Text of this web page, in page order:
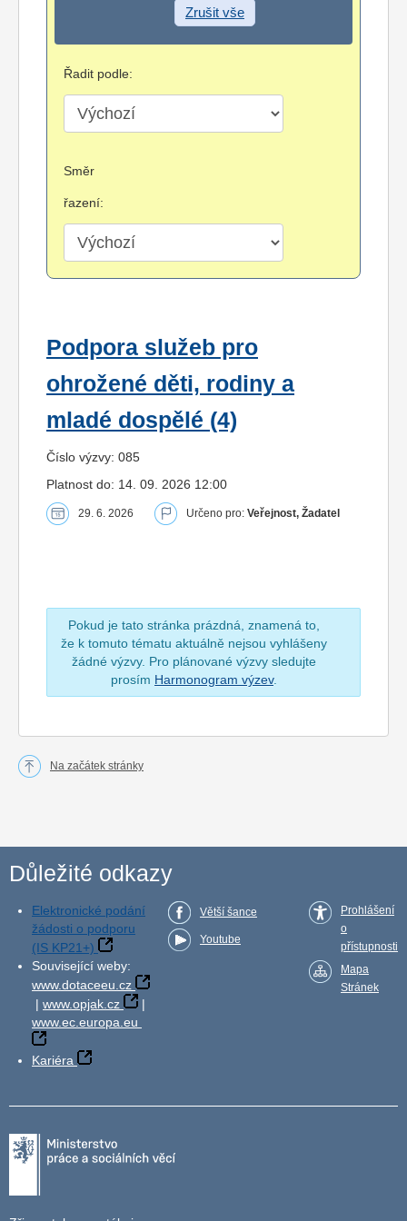
Zrušit vše
Řadit podle:
Směr
řazení:
Podpora služeb pro
ohrožené děti, rodiny a
mladé dospělé (4)
Číslo výzvy: 085
Platnost do: 14. 09. 2026 12:00
29. 6. 2026 Určeno pro: Veřejnost, Žadatel
Pokud je tato stránka prázdná, znamená to,
že k tomuto tématu aktuálně nejsou vyhlášeny
žádné výzvy. Pro plánované výzvy sledujte
prosím Harmonogram výzev.
Na začátek stránky
Důležité odkazy
Elektronické podání
žádosti o podporu
(IS KP21+)
Související weby:
www.dotaceeu.cz
| www.opjak.cz
|
www.ec.europa.eu
Kariéra
Větší šance
Youtube
Prohlášení
o
přístupnosti
Mapa
Stránek